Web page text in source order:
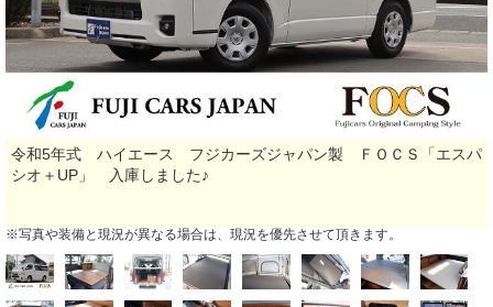
令和5年式 ハイエース フジカーズジャパン製 ＦＯＣＳ「エスパ
シオ＋UP」 入庫しました♪
※写真や装備と現況が異なる場合は、現況を優先させて頂きます。